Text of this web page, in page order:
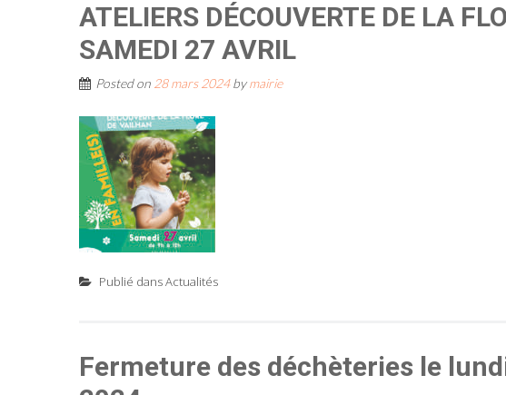
ATELIERS DÉCOUVERTE DE LA
SAMEDI 27 AVRIL
Posted on 28 mars 2024bymairie
Publié dansActualités
Fermeture des déchèteries le